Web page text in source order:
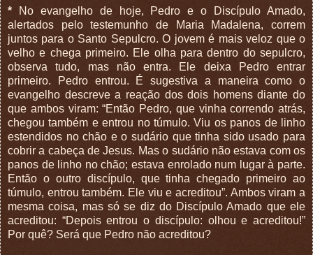
* No evangelho de hoje, Pedro e o Discípulo Amado,
alertados pelo testemunho de Maria Madalena, correm
juntos para o Santo Sepulcro. O jovem é mais veloz que o
velho e chega primeiro. Ele olha para dentro do sepulcro,
observa tudo, mas não entra. Ele deixa Pedro entrar
primeiro. Pedro entrou. É sugestiva a maneira como o
evangelho descreve a reação dos dois homens diante do
que ambos viram: “Então Pedro, que vinha correndo atrás,
chegou também e entrou no túmulo. Viu os panos de linho
estendidos no chão e o sudário que tinha sido usado para
cobrir a cabeça de Jesus. Mas o sudário não estava com os
panos de linho no chão; estava enrolado num lugar à parte.
Então o outro discípulo, que tinha chegado primeiro ao
túmulo, entrou também. Ele viu e acreditou”. Ambos viram a
mesma coisa, mas só se diz do Discípulo Amado que ele
acreditou: “Depois entrou o discípulo: olhou e acreditou!”
Por quê? Será que Pedro não acreditou?